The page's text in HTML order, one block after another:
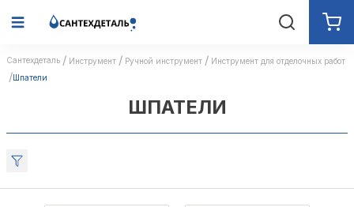
Сантехдеталь Инструмент Ручной инструмент
Инструмент для отделочных работ
Шпатели
ШПАТЕЛИ